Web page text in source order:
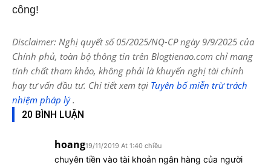
công!
Disclaimer: Nghị quyết số 05/2025/NQ-CP ngày 9/9/2025 của
Chính phủ, toàn bộ thông tin trên Blogtienao.com chỉ mang
tính chất tham khảo, không phải là khuyến nghị tài chính
hay tư vấn đầu tư. Chi tiết xem tại Tuyên bố miễn trừ trách
nhiệm pháp lý.
20 BÌNH LUẬN
hoang19/11/2019 At 1:40 chiều
chuyên tiền vào tài khoản ngân hàng của người